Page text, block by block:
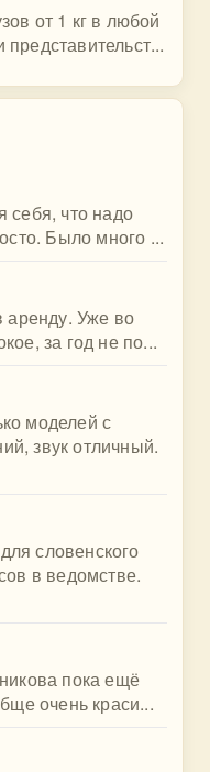
от 1 кг в любой
что надо
Было много ...
аренду. Уже во
за год не по...
моделей с
звук отличный.
словенского
в ведомстве.
пока ещё
очень краси...